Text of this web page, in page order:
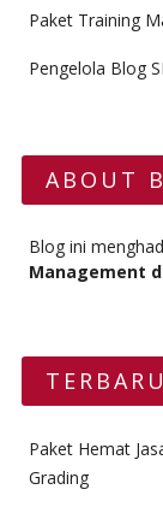
Paket Training
Pengelola Blog
ABOUT
Blog ini
Management
TERBARU
Paket Hemat
Grading